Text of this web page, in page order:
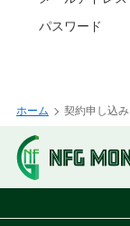
パスワード
ホーム 契約申し込み